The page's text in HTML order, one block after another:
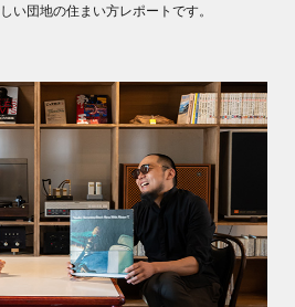
い団地の住まい方レポートです。